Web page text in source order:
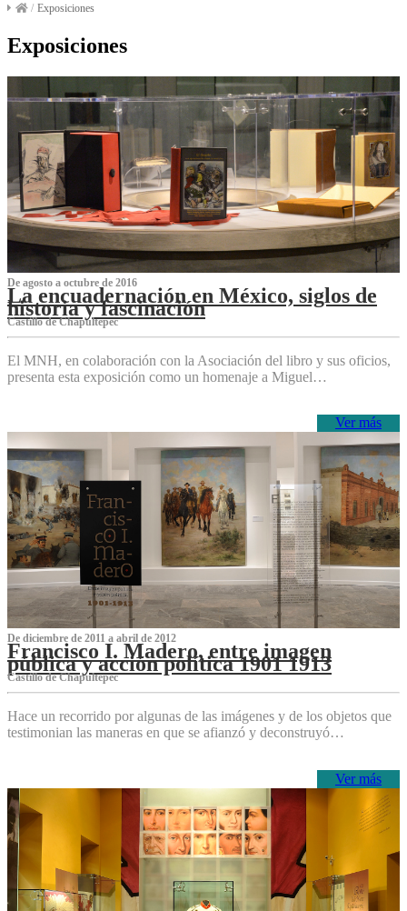
/ Exposiciones
Exposiciones
De agosto a octubre de 2016
La encuadernación en México, siglos de
historia y fascinación
Castillo de Chapultepec
El MNH, en colaboración con la Asociación del libro y sus oficios,
presenta esta exposición como un homenaje a Miguel…
Ver más
De diciembre de 2011 a abril de 2012
Francisco I. Madero, entre imagen
pública y acción política 1901 1913
Castillo de Chapultepec
Hace un recorrido por algunas de las imágenes y de los objetos que
testimonian las maneras en que se afianzó y deconstruyó…
Ver más